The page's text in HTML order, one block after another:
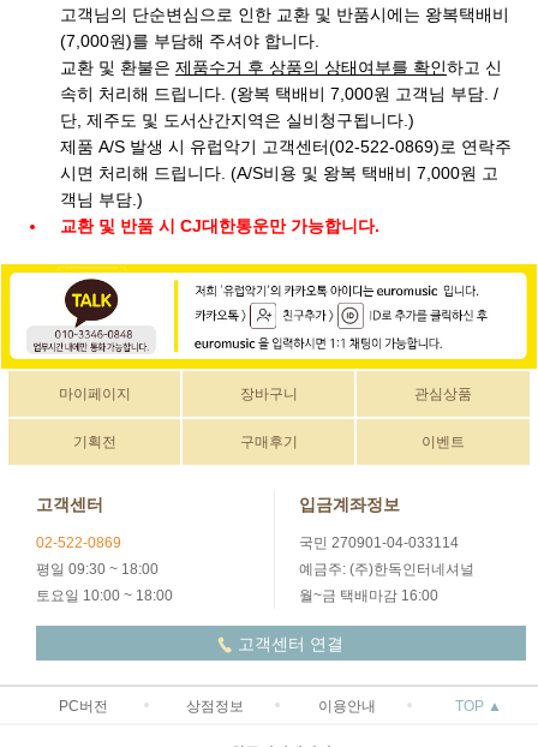
고객님의 단순변심으로 인한 교환 및 반품시에는 왕복택배비
(7,000원)를 부담해 주셔야 합니다.
교환 및 환불은 제품수거 후 상품의 상태여부를 확인하고 신
속히 처리해 드립니다. (왕복 택배비 7,000원 고객님 부담. /
단, 제주도 및 도서산간지역은 실비청구됩니다.)
제품 A/S 발생 시 유럽악기 고객센터(02-522-0869)로 연락주
시면 처리해 드립니다. (A/S비용 및 왕복 택배비 7,000원 고
객님 부담.)
교환 및 반품 시 CJ대한통운만 가능합니다.
마이페이지 장바구니 관심상품
기획전 구매후기 이벤트
고객센터
02-522-0869
평일 09:30 ~ 18:00
토요일 10:00 ~ 18:00
입금계좌정보
국민 270901-04-033114
예금주: (주)한독인터네셔널
월~금 택배마감 16:00
고객센터 연결
PC버전 상점정보 이용안내 TOP ▲